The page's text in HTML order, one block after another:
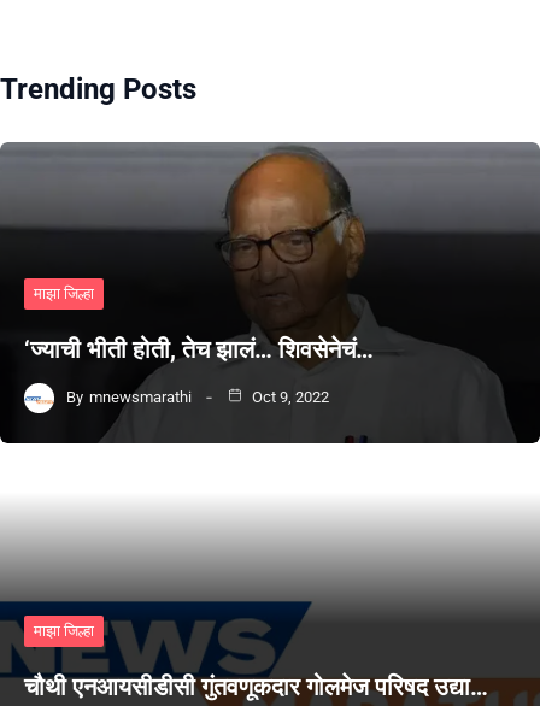
Trending Posts
माझा जिल्हा
‘ज्याची भीती होती, तेच झालं… शिवसेनेचं…
By mnewsmarathi Oct 9, 2022
माझा जिल्हा
चौथी एनआयसीडीसी गुंतवणूकदार गोलमेज परिषद उद्या…